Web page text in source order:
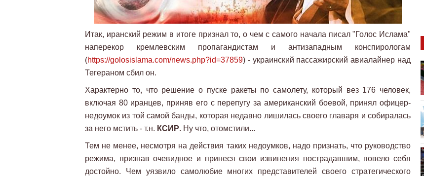
Итак, иранский режим в итоге признал то, о чем с самого начала писал "Голос Ислама"
наперекор кремлевским пропагандистам и антизападным конспирологам
(https://golosislama.com/news.php?id=37859) - украинский пассажирский авиалайнер над
Тегераном сбил он.
Характерно то, что решение о пуске ракеты по самолету, который вез 176 человек,
включая 80 иранцев, приняв его с перепугу за американский боевой, принял офицер-
недоумок из той самой банды, которая недавно лишилась своего главаря и собиралась
за него мстить - т.н. КСИР. Ну что, отомстили...
Тем не менее, несмотря на действия таких недоумков, надо признать, что руководство
режима, признав очевидное и принеся свои извинения пострадавшим, повело себя
достойно. Чем уязвило самолюбие многих представителей своего стратегического